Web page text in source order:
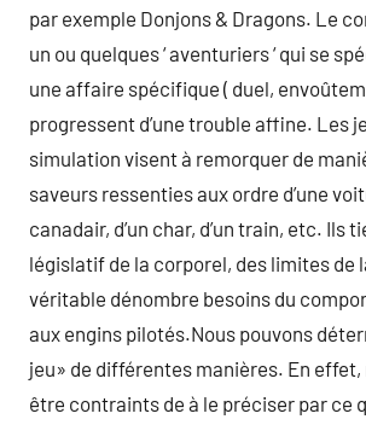
par exemple Donjons & Dragons. Le
un ou quelques ‘ aventuriers ‘ qui se
une affaire spécifique ( duel,
progressent d’une trouble affine. Les
simulation visent à remorquer de
saveurs ressenties aux ordre d’une
canadair, d’un char, d’un train, etc. Ils
législatif de la corporel, des limites de
véritable dénombre besoins du
aux engins pilotés.Nous pouvons
jeu» de différentes manières. En effet,
être contraints de à le préciser par ce